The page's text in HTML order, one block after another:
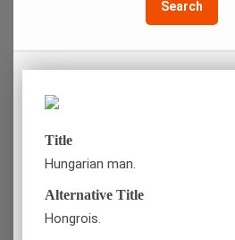
Search
Title
Hungarian man.
Alternative Title
Hongrois.